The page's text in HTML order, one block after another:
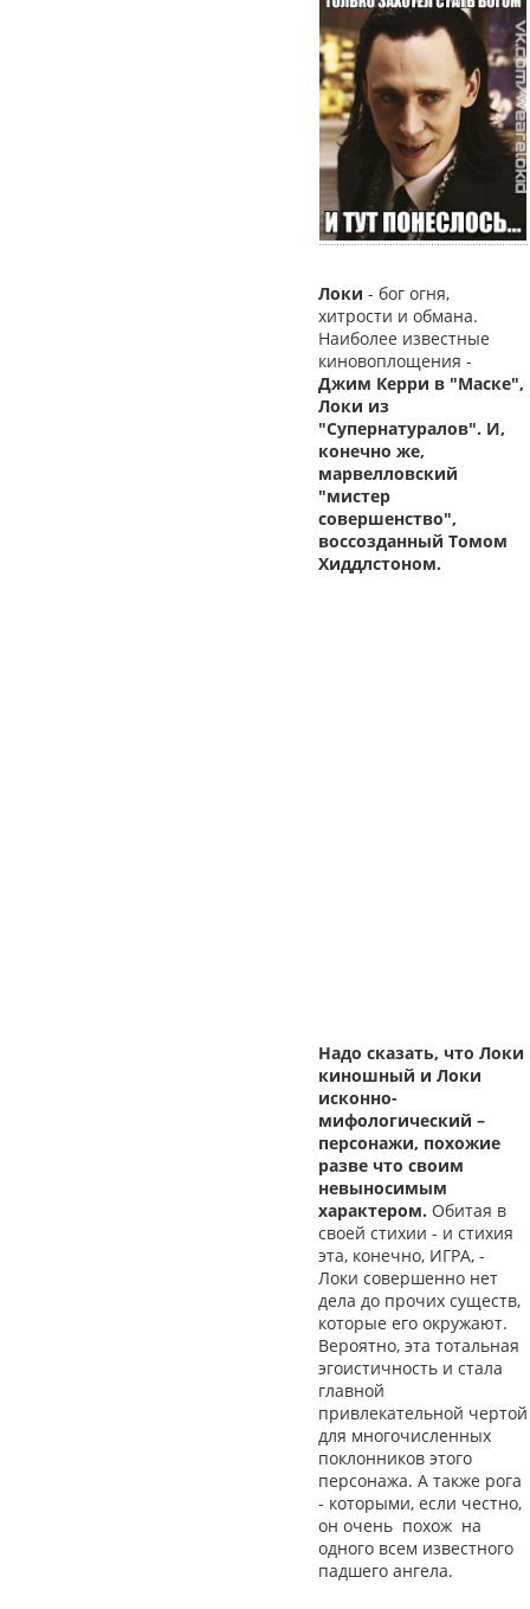
Локи - бог огня,
хитрости и обмана.
Наиболее известные
киновоплощения -
Джим Керри в "Маске",
Локи из
"Супернатуралов". И,
конечно же,
марвелловский
"мистер
совершенство",
воссозданный Томом
Хиддлстоном.
Надо сказать, что Локи
киношный и Локи
исконно-
мифологический –
персонажи, похожие
разве что своим
невыносимым
характером. Обитая в
своей стихии - и стихия
эта, конечно, ИГРА, -
Локи совершенно нет
дела до прочих существ,
которые его окружают.
Вероятно, эта тотальная
эгоистичность и стала
главной
привлекательной чертой
для многочисленных
поклонников этого
персонажа. А также рога
- которыми, если честно,
он очень похож на
одного всем известного
падшего ангела.